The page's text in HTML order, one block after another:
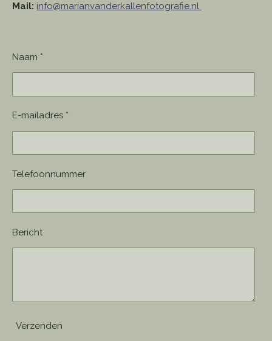
Mail: info@marianvanderkallenfotografie.nl
Naam *
E-mailadres *
Telefoonnummer
Bericht
Verzenden